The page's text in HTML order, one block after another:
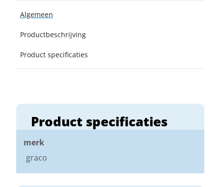
Product specificaties
merk
graco
Algemeen
Productbeschrijving
Product specificaties